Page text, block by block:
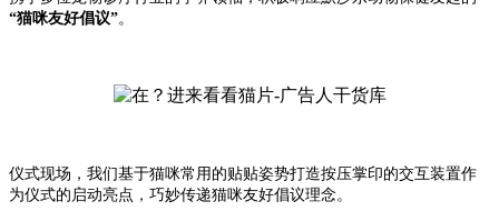
“猫咪友好倡议”。
仪式现场，我们基于猫咪常用的贴贴姿势打造按压掌印的交互装置作
为仪式的启动亮点，巧妙传递猫咪友好倡议理念。